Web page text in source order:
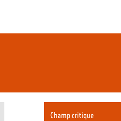
Champ critique